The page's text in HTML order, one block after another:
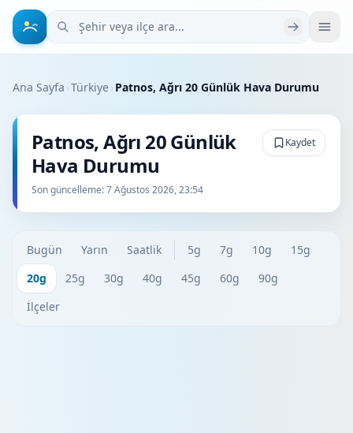
Şehir veya ilçe ara
Ana Sayfa ›Türkiye› Patnos, Ağrı 20 Günlük Hava Durumu
Patnos, Ağrı 20 Günlük
Hava Durumu
Son güncelleme:7 Ağustos 2026, 23:54
Kaydet
Bugün Yarın Saatlik 5g 7g 10g
15g
20g
25g 30g 40g 45g 60g
90g
İlçeler